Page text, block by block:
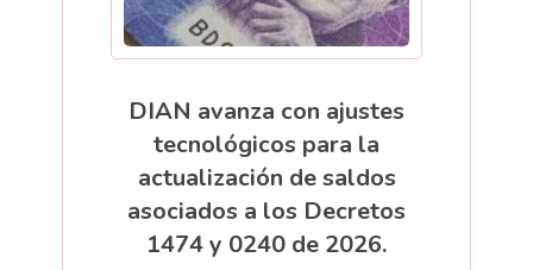
DIAN avanza con ajustes
tecnológicos para la
actualización de saldos
asociados a los Decretos
1474 y 0240 de 2026.